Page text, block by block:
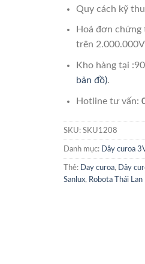
Quy cách kỹ
Hoá đơn
trên
Kho hàng tại
bản đồ).
Hotline tư vấn:
SKU: SKU1208
Danh mục: Dây curoa
Thẻ: Day curoa, Dây
Sanlux, Robota Thái Lan